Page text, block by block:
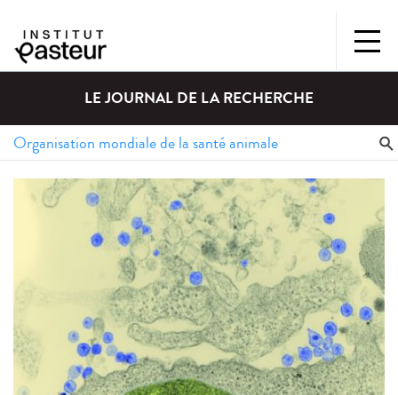
LE JOURNAL DE LA RECHERCHE